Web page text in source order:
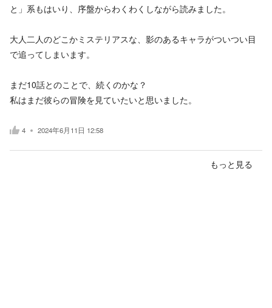
と」系もはいり、序盤からわくわくしながら読みました。
大人二人のどこかミステリアスな、影のあるキャラがついつい目
で追ってしまいます。
まだ10話とのことで、続くのかな？
私はまだ彼らの冒険を見ていたいと思いました。
4 2024年6月11日 12:58
もっと見る